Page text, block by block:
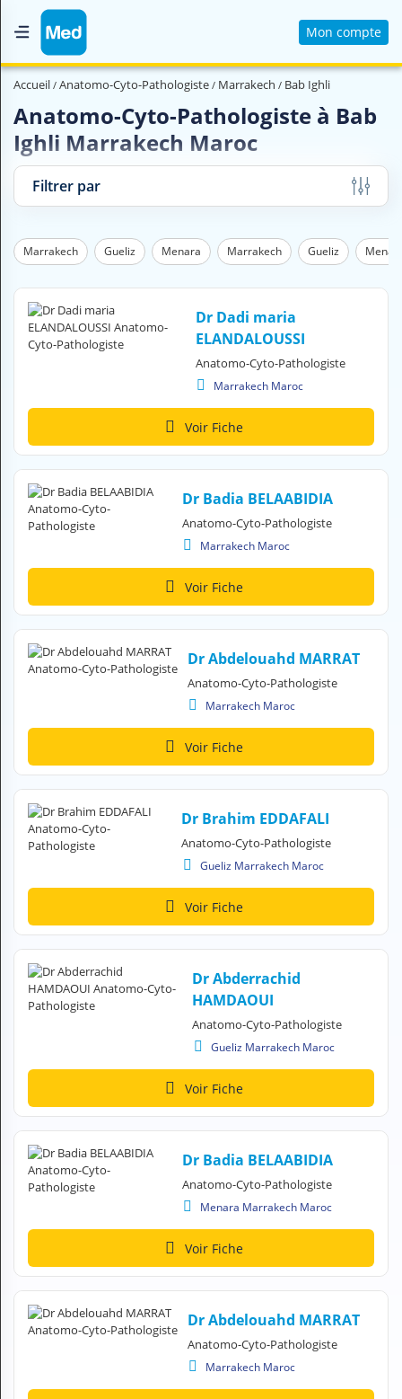
Mon compte
Accueil
Magazine Médical
Nous contacter
V
Z
?
Professionnel de santé
Questions médicales
Clinique
Vétérinaire
Se connecter
Accueil Anatomo-Cyto-Pathologiste Marrakech Bab Ighli
Anatomo-Cyto-Pathologiste à Bab
Ighli Marrakech Maroc
Filtrer par
Marrakech Gueliz Menara Marrakech Gueliz
Dr Dadi maria
ELANDALOUSSI
Anatomo-Cyto-Pathologiste
Marrakech Maroc
Voir Fiche
Dr Badia BELAABIDIA
Anatomo-Cyto-Pathologiste
Marrakech Maroc
Voir Fiche
Dr Abdelouahd MARRAT
Anatomo-Cyto-Pathologiste
Marrakech Maroc
Voir Fiche
Dr Brahim EDDAFALI
Anatomo-Cyto-Pathologiste
Gueliz Marrakech Maroc
Voir Fiche
Dr Abderrachid
HAMDAOUI
Anatomo-Cyto-Pathologiste
Gueliz Marrakech Maroc
Voir Fiche
Dr Badia BELAABIDIA
Anatomo-Cyto-Pathologiste
Menara Marrakech Maroc
Voir Fiche
Dr Abdelouahd MARRAT
Anatomo-Cyto-Pathologiste
Marrakech Maroc